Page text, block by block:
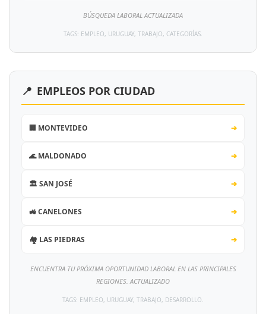
BÚSQUEDA LABORAL ACTUALIZADA
TAGS: EMPLEO, URUGUAY, TRABAJO, CATEGORÍAS.
📍 EMPLEOS POR CIUDAD
🏢 MONTEVIDEO ➔
🌊 MALDONADO ➔
🏛️ SAN JOSÉ ➔
🚜 CANELONES ➔
🏘️ LAS PIEDRAS ➔
ENCUENTRA TU PRÓXIMA OPORTUNIDAD LABORAL EN LAS PRINCIPALES
REGIONES. ACTUALIZADO
TAGS: EMPLEO, URUGUAY, TRABAJO, DESARROLLO.